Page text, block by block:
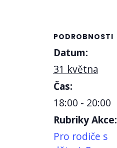
PODROBNOSTI
Datum:
31 května
Čas:
18:00 - 20:00
Rubriky Akce:
Pro rodiče s